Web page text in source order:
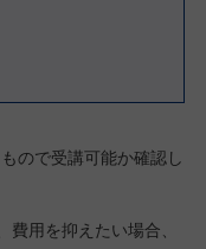
ので受講可能か確認し
用を抑えたい場合、